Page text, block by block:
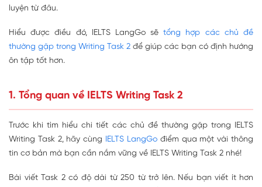
luyện từ đâu.
Hiểu được điều đó, IELTS LangGo sẽtổng hợp các chủ đề
thường gặp trong Writing Task 2 để giúp các bạn có định hướng
ôn tập tốt hơn.
1. Tổng quan về IELTS Writing Task 2
Trước khi tìm hiểu chi tiết các chủ đề thường gặp trong IELTS
Writing Task 2, hãy cùng IELTS LangGođiểm qua một vài thông
tin cơ bản mà bạn cần nắm vững về IELTS Writing Task 2 nhé!
Bài viết Task 2 có độ dài từ 250 từ trở lên. Nếu bạn viết ít hơn